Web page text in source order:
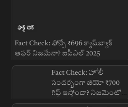
ఫాక్ట్ చెక్
Fact Check: ఫోన్పే ₹696 క్యాష్‌బ్యాక్
ఆఫర్ నిజమేనా? ఐపీఎల్ 2025
సందర్భంగా వైరల్ క్లెయిమ్‌పై నిజం ఇదే!
Fact Check: హోలీ
సందర్భంగా జియో ₹700
గిఫ్ట్ ఇస్తోందా? నిజమెంటో
తెలుసుకోండి